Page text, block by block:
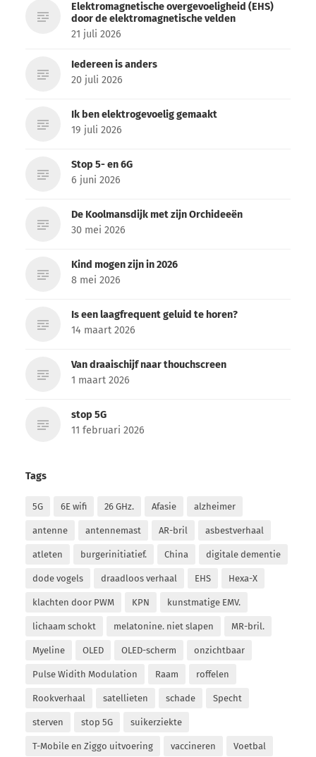
Elektromagnetische overgevoeligheid (EHS)
door de elektromagnetische velden
21 juli 2026
Iedereen is anders
20 juli 2026
Ik ben elektrogevoelig gemaakt
19 juli 2026
Stop 5- en 6G
6 juni 2026
De Koolmansdijk met zijn Orchideeën
30 mei 2026
Kind mogen zijn in 2026
8 mei 2026
Is een laagfrequent geluid te horen?
14 maart 2026
Van draaischijf naar thouchscreen
1 maart 2026
stop 5G
11 februari 2026
Tags
5G 6E wifi 26 GHz. Afasie alzheimer
antenne antennemast AR-bril asbestverhaal
atleten burgerinitiatief. China digitale dementie
dode vogels draadloos verhaal EHS Hexa-X
klachten door PWM KPN kunstmatige EMV.
lichaam schokt melatonine. niet slapen MR-bril.
Myeline OLED OLED-scherm onzichtbaar
Pulse Widith Modulation Raam roffelen
Rookverhaal satellieten schade Specht
sterven stop 5G suikerziekte
T-Mobile en Ziggo uitvoering vaccineren Voetbal